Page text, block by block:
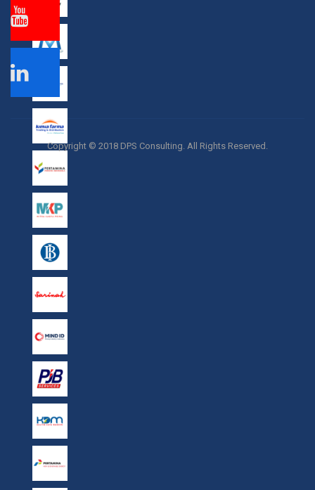
Copyright © 2018 DPS Consulting. All Rights Reserved.